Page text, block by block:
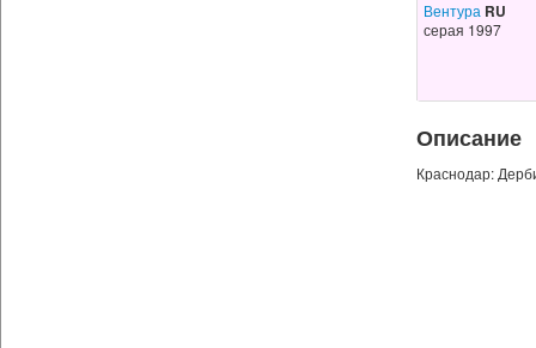
Вентура RU
серая 1997
Описание
Краснодар: